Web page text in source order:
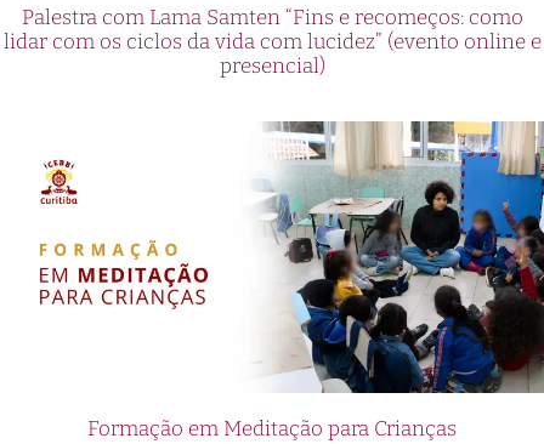
Palestra com Lama Samten “Fins e recomeços: como
lidar com os ciclos da vida com lucidez” (evento online e
presencial)
Formação em Meditação para Crianças